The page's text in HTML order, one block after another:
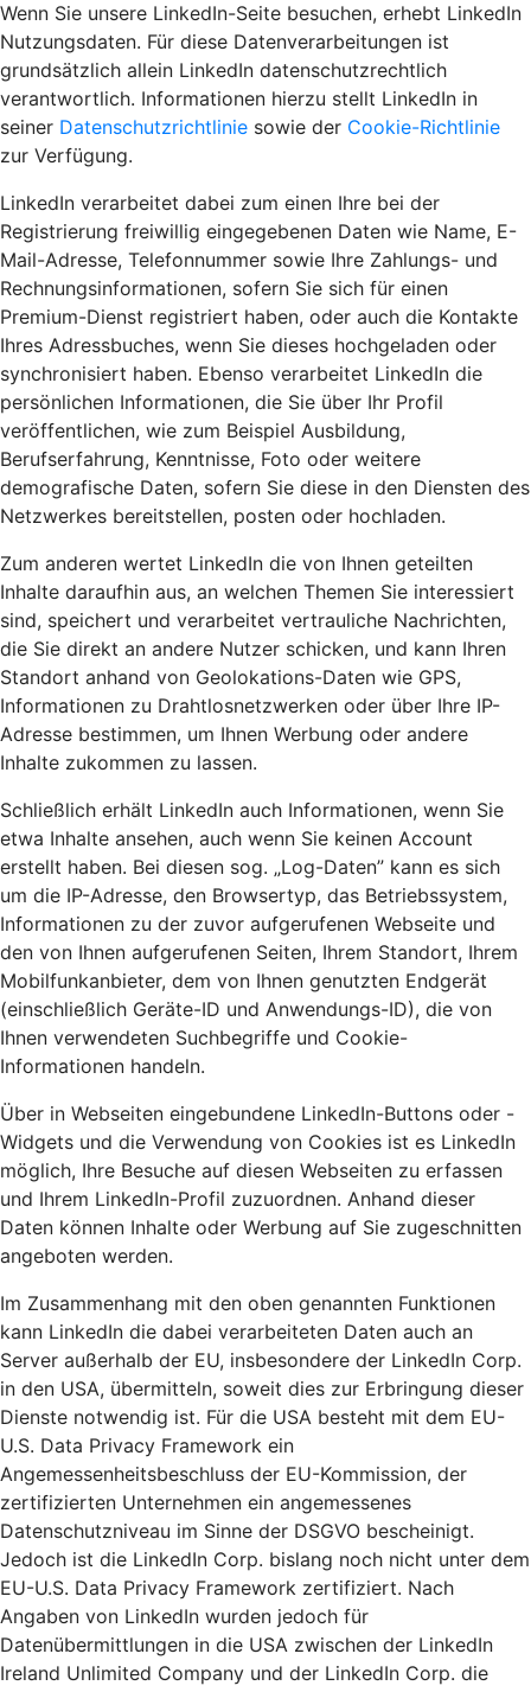
Wenn Sie unsere LinkedIn-Seite besuchen, erhebt LinkedIn
Nutzungsdaten. Für diese Datenverarbeitungen ist
grundsätzlich allein LinkedIn datenschutzrechtlich
verantwortlich. Informationen hierzu stellt LinkedIn in
seiner Datenschutzrichtlinie sowie der Cookie-Richtlinie
zur Verfügung.
LinkedIn verarbeitet dabei zum einen Ihre bei der
Registrierung freiwillig eingegebenen Daten wie Name, E-
Mail-Adresse, Telefonnummer sowie Ihre Zahlungs- und
Rechnungsinformationen, sofern Sie sich für einen
Premium-Dienst registriert haben, oder auch die Kontakte
Ihres Adressbuches, wenn Sie dieses hochgeladen oder
synchronisiert haben. Ebenso verarbeitet LinkedIn die
persönlichen Informationen, die Sie über Ihr Profil
veröffentlichen, wie zum Beispiel Ausbildung,
Berufserfahrung, Kenntnisse, Foto oder weitere
demografische Daten, sofern Sie diese in den Diensten des
Netzwerkes bereitstellen, posten oder hochladen.
Zum anderen wertet LinkedIn die von Ihnen geteilten
Inhalte daraufhin aus, an welchen Themen Sie interessiert
sind, speichert und verarbeitet vertrauliche Nachrichten,
die Sie direkt an andere Nutzer schicken, und kann Ihren
Standort anhand von Geolokations-Daten wie GPS,
Informationen zu Drahtlosnetzwerken oder über Ihre IP-
Adresse bestimmen, um Ihnen Werbung oder andere
Inhalte zukommen zu lassen.
Schließlich erhält LinkedIn auch Informationen, wenn Sie
etwa Inhalte ansehen, auch wenn Sie keinen Account
erstellt haben. Bei diesen sog. „Log-Daten” kann es sich
um die IP-Adresse, den Browsertyp, das Betriebssystem,
Informationen zu der zuvor aufgerufenen Webseite und
den von Ihnen aufgerufenen Seiten, Ihrem Standort, Ihrem
Mobilfunkanbieter, dem von Ihnen genutzten Endgerät
(einschließlich Geräte-ID und Anwendungs-ID), die von
Ihnen verwendeten Suchbegriffe und Cookie-
Informationen handeln.
Über in Webseiten eingebundene LinkedIn-Buttons oder -
Widgets und die Verwendung von Cookies ist es LinkedIn
möglich, Ihre Besuche auf diesen Webseiten zu erfassen
und Ihrem LinkedIn-Profil zuzuordnen. Anhand dieser
Daten können Inhalte oder Werbung auf Sie zugeschnitten
angeboten werden.
Im Zusammenhang mit den oben genannten Funktionen
kann LinkedIn die dabei verarbeiteten Daten auch an
Server außerhalb der EU, insbesondere der LinkedIn Corp.
in den USA, übermitteln, soweit dies zur Erbringung dieser
Dienste notwendig ist. Für die USA besteht mit dem EU-
U.S. Data Privacy Framework ein
Angemessenheitsbeschluss der EU-Kommission, der
zertifizierten Unternehmen ein angemessenes
Datenschutzniveau im Sinne der DSGVO bescheinigt.
Jedoch ist die LinkedIn Corp. bislang noch nicht unter dem
EU-U.S. Data Privacy Framework zertifiziert. Nach
Angaben von LinkedIn wurden jedoch für
Datenübermittlungen in die USA zwischen der LinkedIn
Ireland Unlimited Company und der LinkedIn Corp. die